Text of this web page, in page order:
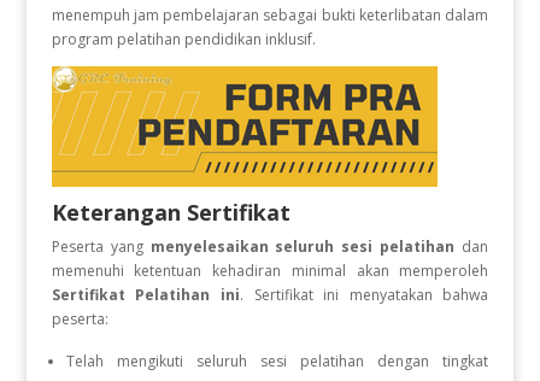
menempuh jam pembelajaran sebagai bukti keterlibatan dalam
program pelatihan pendidikan inklusif.
Keterangan Sertifikat
Peserta yang menyelesaikan seluruh sesi pelatihan dan
memenuhi ketentuan kehadiran minimal akan memperoleh
Sertifikat Pelatihan ini. Sertifikat ini menyatakan bahwa
peserta:
Telah mengikuti seluruh sesi pelatihan dengan tingkat